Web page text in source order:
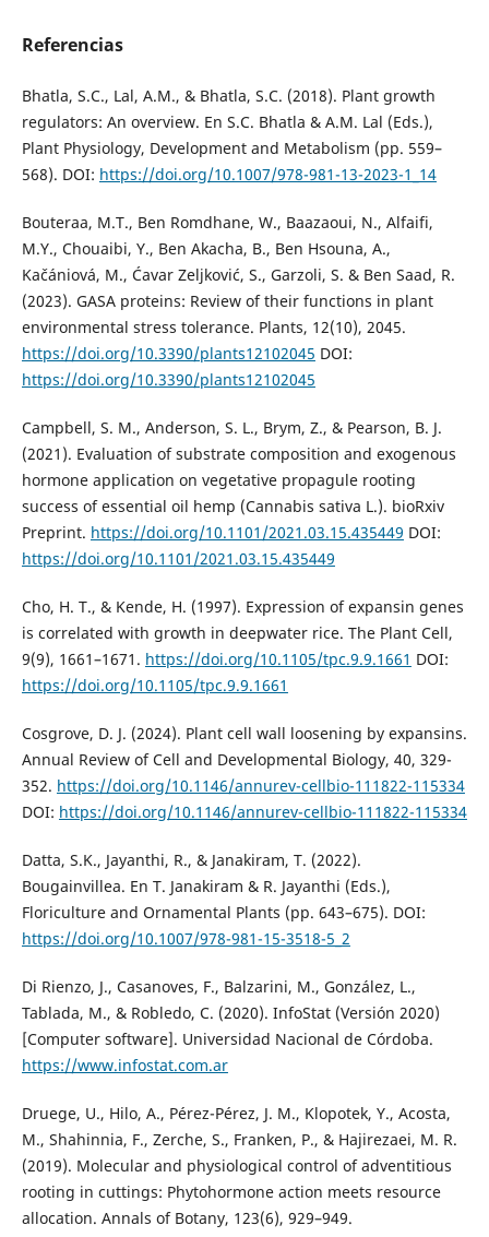
Referencias
Bhatla, S.C., Lal, A.M., & Bhatla, S.C. (2018). Plant growth
regulators: An overview. En S.C. Bhatla & A.M. Lal (Eds.),
Plant Physiology, Development and Metabolism (pp. 559–
568). DOI: https://doi.org/10.1007/978-981-13-2023-1_14
Bouteraa, M.T., Ben Romdhane, W., Baazaoui, N., Alfaifi,
M.Y., Chouaibi, Y., Ben Akacha, B., Ben Hsouna, A.,
Kačániová, M., Ćavar Zeljković, S., Garzoli, S. & Ben Saad, R.
(2023). GASA proteins: Review of their functions in plant
environmental stress tolerance. Plants, 12(10), 2045.
https://doi.org/10.3390/plants12102045 DOI:
https://doi.org/10.3390/plants12102045
Campbell, S. M., Anderson, S. L., Brym, Z., & Pearson, B. J.
(2021). Evaluation of substrate composition and exogenous
hormone application on vegetative propagule rooting
success of essential oil hemp (Cannabis sativa L.). bioRxiv
Preprint. https://doi.org/10.1101/2021.03.15.435449 DOI:
https://doi.org/10.1101/2021.03.15.435449
Cho, H. T., & Kende, H. (1997). Expression of expansin genes
is correlated with growth in deepwater rice. The Plant Cell,
9(9), 1661–1671. https://doi.org/10.1105/tpc.9.9.1661 DOI:
https://doi.org/10.1105/tpc.9.9.1661
Cosgrove, D. J. (2024). Plant cell wall loosening by expansins.
Annual Review of Cell and Developmental Biology, 40, 329-
352. https://doi.org/10.1146/annurev-cellbio-111822-115334
DOI: https://doi.org/10.1146/annurev-cellbio-111822-115334
Datta, S.K., Jayanthi, R., & Janakiram, T. (2022).
Bougainvillea. En T. Janakiram & R. Jayanthi (Eds.),
Floriculture and Ornamental Plants (pp. 643–675). DOI:
https://doi.org/10.1007/978-981-15-3518-5_2
Di Rienzo, J., Casanoves, F., Balzarini, M., González, L.,
Tablada, M., & Robledo, C. (2020). InfoStat (Versión 2020)
[Computer software]. Universidad Nacional de Córdoba.
https://www.infostat.com.ar
Druege, U., Hilo, A., Pérez-Pérez, J. M., Klopotek, Y., Acosta,
M., Shahinnia, F., Zerche, S., Franken, P., & Hajirezaei, M. R.
(2019). Molecular and physiological control of adventitious
rooting in cuttings: Phytohormone action meets resource
allocation. Annals of Botany, 123(6), 929–949.